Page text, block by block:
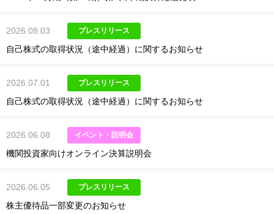
2026.08.03 プレスリリース
自己株式の取得状況（途中経過）に関するお知らせ
2026.07.01 プレスリリース
自己株式の取得状況（途中経過）に関するお知らせ
2026.06.08 イベント・説明会
機関投資家向けオンライン決算説明会
2026.06.05 プレスリリース
株主優待品一部変更のお知らせ